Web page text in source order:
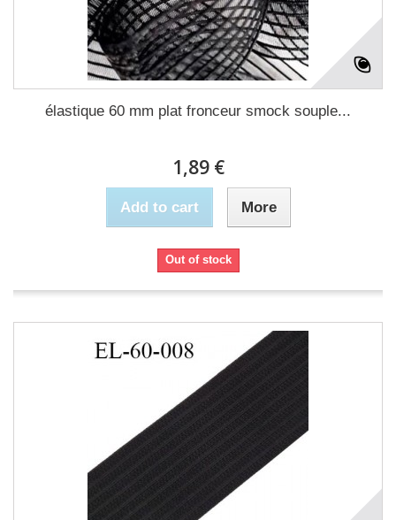
élastique 60 mm plat fronceur smock souple...
1,89 €
Add to cart More
Out of stock